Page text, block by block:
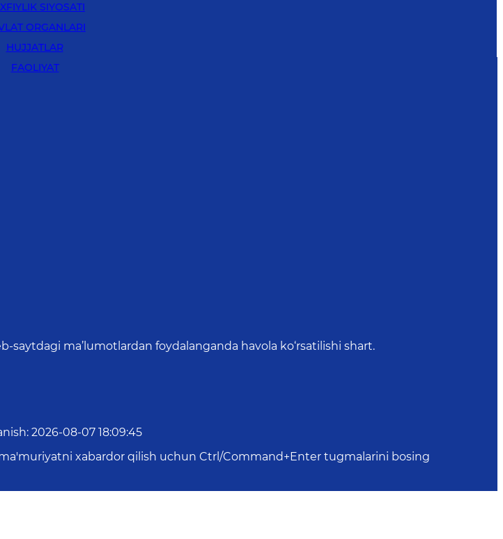
SIYOSATI
ORGANLARI
HUJJATLAR
FAOLIYAT
saytdagi ma’lumotlardan foydalanganda havola ko‘rsatilishi shart.
: 2026-08-07 18:09:45
xabardor qilish uchun Ctrl/Command+Enter tugmalarini bosing